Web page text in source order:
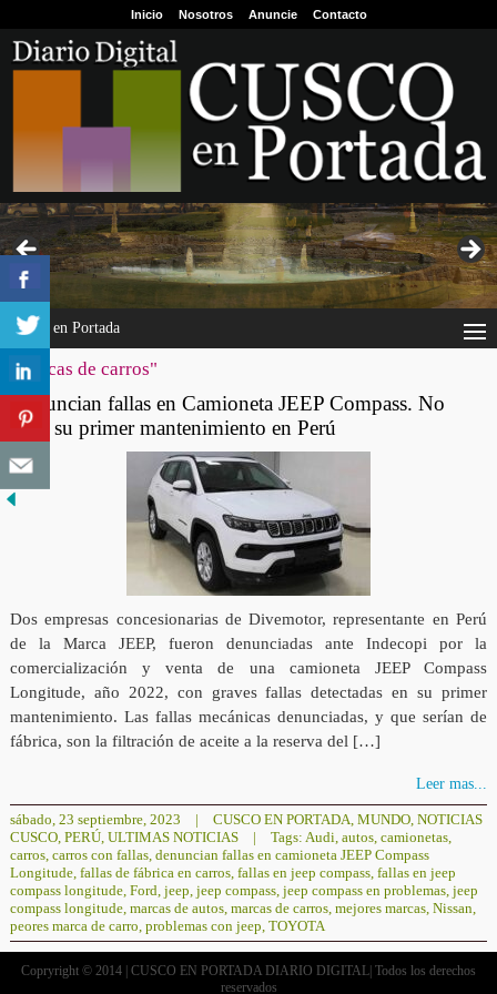
Inicio Nosotros Anuncie Contacto
Cusco en Portada
"marcas de carros"
Denuncian fallas en Camioneta JEEP Compass. No
pasó su primer mantenimiento en Perú
Dos empresas concesionarias de Divemotor, representante en Perú
de la Marca JEEP, fueron denunciadas ante Indecopi por la
comercialización y venta de una camioneta JEEP Compass
Longitude, año 2022, con graves fallas detectadas en su primer
mantenimiento. Las fallas mecánicas denunciadas, y que serían de
fábrica, son la filtración de aceite a la reserva del […]
Leer mas...
sábado, 23 septiembre, 2023 | CUSCO EN PORTADA, MUNDO, NOTICIAS
CUSCO, PERÚ, ULTIMAS NOTICIAS | Tags: Audi, autos, camionetas,
carros, carros con fallas, denuncian fallas en camioneta JEEP Compass
Longitude, fallas de fábrica en carros, fallas en jeep compass, fallas en jeep
compass longitude, Ford, jeep, jeep compass, jeep compass en problemas, jeep
compass longitude, marcas de autos, marcas de carros, mejores marcas, Nissan,
peores marca de carro, problemas con jeep, TOYOTA
Copryright © 2014 | CUSCO EN PORTADA DIARIO DIGITAL| Todos los derechos
reservados